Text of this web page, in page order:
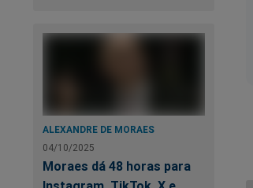
ALEXANDRE DE MORAES
04/10/2025
Moraes dá 48 horas para